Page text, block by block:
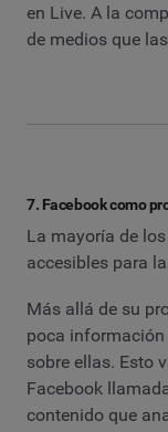
en Live. A la
de medios que
7. Facebook como
La mayoría de
accesibles para
Más allá de su
poca información
sobre ellas. Esto
Facebook
contenido que